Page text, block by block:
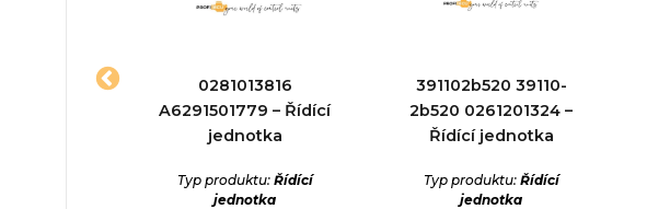
0281013816
A6291501779 – Řídící
jednotka
Typ produktu: Řídící
jednotka
391102b520 39110-
2b520 0261201324 –
Řídící jednotka
Typ produktu: Řídící
jednotka